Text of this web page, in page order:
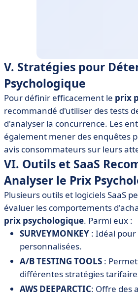
V. Stratégies pour
Psychologique
Pour définir efficacement le prix
recommandé d'utiliser des tests
d'analyser la concurrence. Les
également mener des enquêtes
avis consommateurs sur leurs
VI. Outils et SaaS
Analyser le Prix
Plusieurs outils et logiciels SaaS
évaluer les comportements
prix psychologique. Parmi eux :
SURVEYMONKEY : Idéal
personnalisées.
A/B TESTING TOOLS :
différentes stratégies
AWS DEEPARCTIC: Offre des